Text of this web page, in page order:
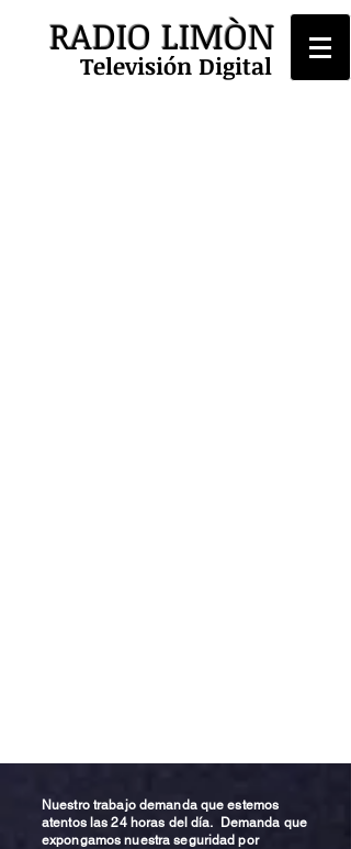
RADIO LIMÒN
Televisión Digital
Nuestro trabajo demanda que estemos
atentos las 24 horas del día. Demanda que
expongamos nuestra seguridad por